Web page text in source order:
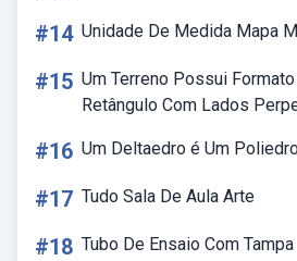
#14 Unidade De Medida Mapa
#15 Um Terreno Possui
Retângulo Com Lados
#16 Um Deltaedro é Um
#17 Tudo Sala De Aula Arte
#18 Tubo De Ensaio Com Tampa